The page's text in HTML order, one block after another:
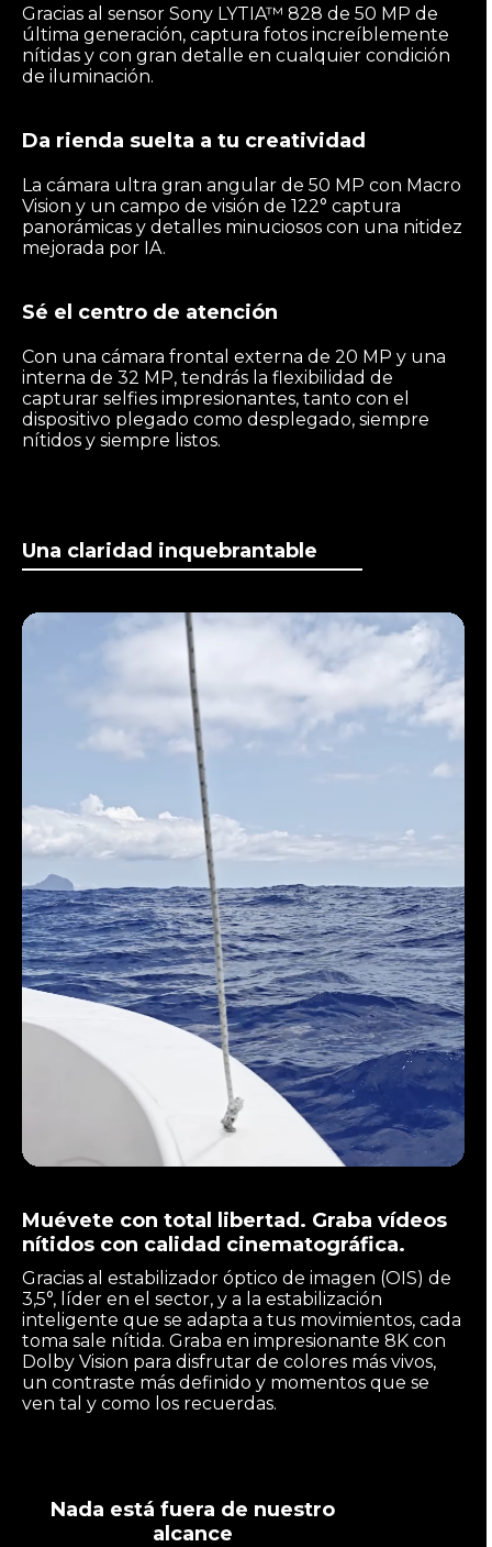
Gracias al sensor Sony LYTIA™ 828 de 50 MP de
última generación, captura fotos increíblemente
nítidas y con gran detalle en cualquier condición
de iluminación.
Da rienda suelta a tu creatividad
La cámara ultra gran angular de 50 MP con Macro
Vision y un campo de visión de 122° captura
panorámicas y detalles minuciosos con una nitidez
mejorada por IA.
Sé el centro de atención
Con una cámara frontal externa de 20 MP y una
interna de 32 MP, tendrás la flexibilidad de
capturar selfies impresionantes, tanto con el
dispositivo plegado como desplegado, siempre
nítidos y siempre listos.
Una claridad inquebrantable
Muévete con total libertad. Graba vídeos
nítidos con calidad cinematográfica.
Gracias al estabilizador óptico de imagen (OIS) de
3,5°, líder en el sector, y a la estabilización
inteligente que se adapta a tus movimientos, cada
toma sale nítida. Graba en impresionante 8K con
Dolby Vision para disfrutar de colores más vivos,
un contraste más definido y momentos que se
ven tal y como los recuerdas.
Nada está fuera de nuestro
alcance